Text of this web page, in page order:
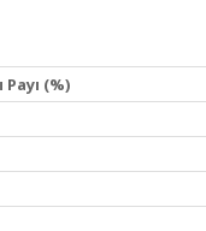
Payı (%)